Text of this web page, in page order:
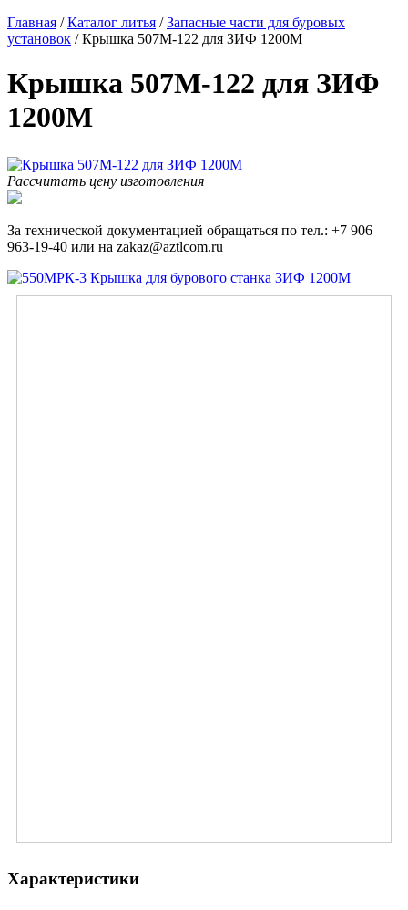
Главная /Каталог литья /Запасные части для буровых
установок /Крышка 507М-122 для ЗИФ 1200М
Крышка 507М-122 для ЗИФ
1200М
Рассчитать цену изготовления
За технической документацией обращаться по тел.: +7 906
963-19-40 или на zakaz@aztlcom.ru
Характеристики